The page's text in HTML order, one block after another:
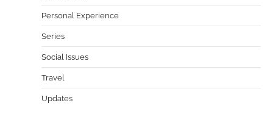
Personal Experience
Series
Social Issues
Travel
Updates